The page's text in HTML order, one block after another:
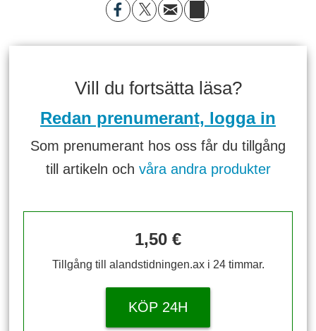
Vill du fortsätta läsa?
Redan prenumerant, logga in
Som prenumerant hos oss får du tillgång
till artikeln och våra andra produkter
1,50 €
Tillgång till alandstidningen.ax i 24 timmar.
KÖP 24H